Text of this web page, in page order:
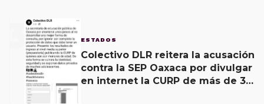
3 ESTADOS
Colectivo DLR reitera la acusación
contra la SEP Oaxaca por divulgar
en internet la CURP de más de 30